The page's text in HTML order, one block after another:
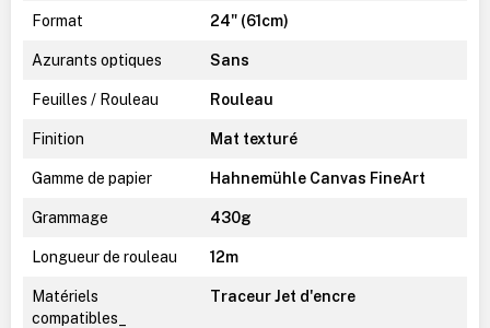
Format 24" (61cm)
Azurants optiques Sans
Feuilles / Rouleau Rouleau
Finition Mat texturé
Gamme de papier Hahnemühle Canvas FineArt
Grammage 430g
Longueur de rouleau 12m
Matériels
compatibles_
Traceur Jet d'encre